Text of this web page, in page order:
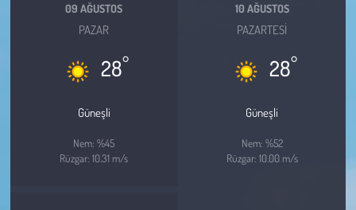
09 AĞUSTOS
PAZAR
28°
Güneşli
Nem: %45
Rüzgar: 10.31 m/s
10 AĞUSTOS
PAZARTESI
28°
Güneşli
Nem: %52
Rüzgar: 10.00 m/s